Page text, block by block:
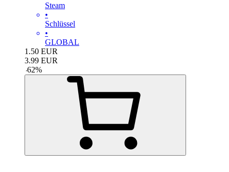
Steam
•
Schlüssel
•
GLOBAL
1.50 EUR
3.99 EUR
-62%